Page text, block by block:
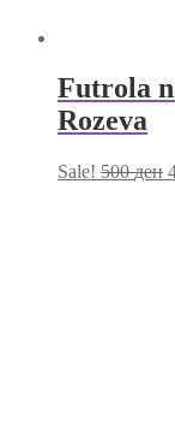
Futrola
Rozeva
Sale! 500ден